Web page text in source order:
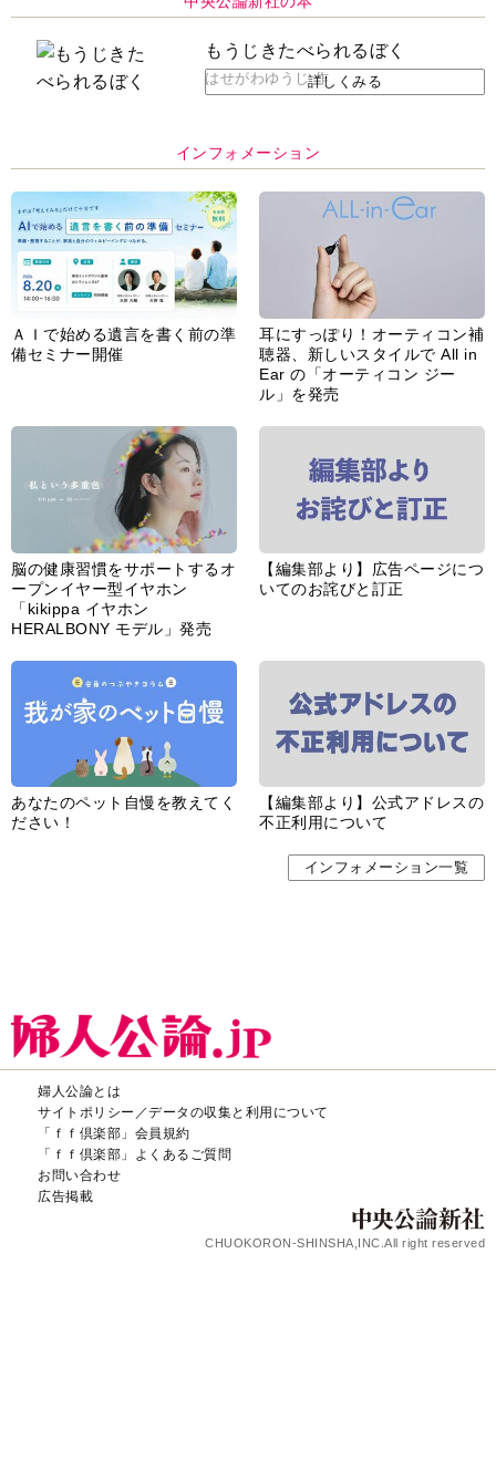
もうじきたべられるぼく
はせがわゆうじ 作詳しくみる
インフォメーション
ＡＩで始める遺言を書く前の準
備セミナー開催
耳にすっぽり！オーティコン補
聴器、新しいスタイルで All in
Ear の「オーティコン ジー
ル」を発売
脳の健康習慣をサポートするオ
ープンイヤー型イヤホン
「kikippa イヤホン
HERALBONY モデル」発売
【編集部より】広告ページにつ
いてのお詫びと訂正
あなたのペット自慢を教えてく
ださい！
【編集部より】公式アドレスの
不正利用について
インフォメーション一覧
婦人公論とは
サイトポリシー／データの収集と利用について
「ｆｆ倶楽部」会員規約
「ｆｆ倶楽部」よくあるご質問
お問い合わせ
広告掲載
CHUOKORON-SHINSHA,INC.All right reserved